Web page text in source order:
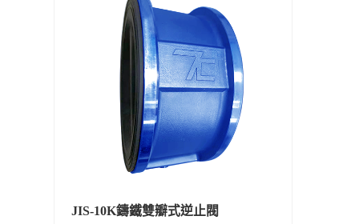
JIS-10K鑄鐵雙瓣式逆止閥